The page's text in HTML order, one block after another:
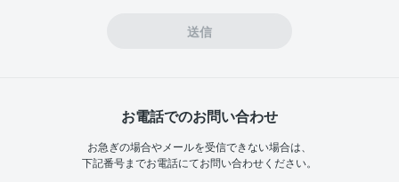
送信
お電話でのお問い合わせ
お急ぎの場合やメールを受信できない場合は、
下記番号までお電話にてお問い合わせください。